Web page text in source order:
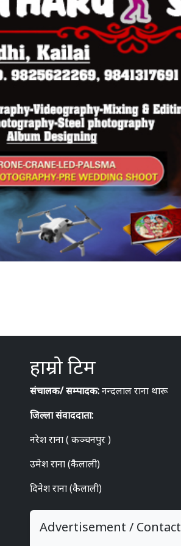
हाम्रो टिम
संचालक/ सम्पादक:नन्दलाल राना थारू
जिल्ला संवाददाता:
नरेश राना ( कञ्चनपुर )
उमेश राना (कैलाली)
दिनेश राना (कैलाली)
Advertisement / Contact